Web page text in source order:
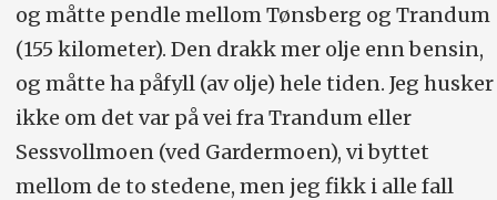
tidligere ekteskap, Siv har en datter fra
sitt første ekteskap. Sønnen Kristian
Thorstvedt (26) spiller for italienske
Sassuolo.
og måtte pendle mellom Tønsberg og Trandum
(155 kilometer). Den drakk mer olje enn bensin,
og måtte ha påfyll (av olje) hele tiden. Jeg husker
ikke om det var på vei fra Trandum eller
Sessvollmoen (ved Gardermoen), vi byttet
mellom de to stedene, men jeg fikk i alle fall